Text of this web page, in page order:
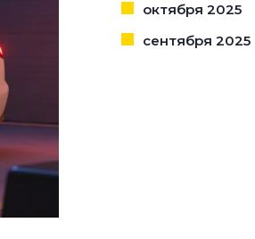
октября 2025
сентября 2025